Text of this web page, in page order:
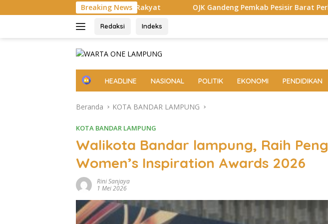
ke
Breaking News
OJK Gandeng Pemkab Pesisir Barat Perluas Inklusi Keuangan, 150
Redaksi Indeks
H
e
HEADLINE NASIONAL POLITIK EKONOMI PENDIDIKAN
Beranda KOTA BANDAR LAMPUNG
KOTA BANDAR LAMPUNG
Walikota Bandar lampung, Raih
Women’s Inspiration Awards 2026
Rini Sanjaya
1 Mei 2026